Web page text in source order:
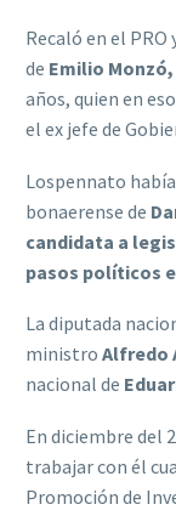
Recaló en el
de Emilio Monzó,
años, quien en
el ex jefe de
Lospennato
bonaerense de
candidata a
pasos políticos
La diputada
ministro Alfredo
nacional de
En diciembre del
trabajar con él
Promoción de